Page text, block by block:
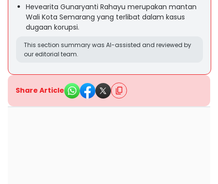
Hevearita Gunaryanti Rahayu merupakan mantan
Wali Kota Semarang yang terlibat dalam kasus
dugaan korupsi.
This section summary was AI-assisted and reviewed by
our editorial team.
Share Article